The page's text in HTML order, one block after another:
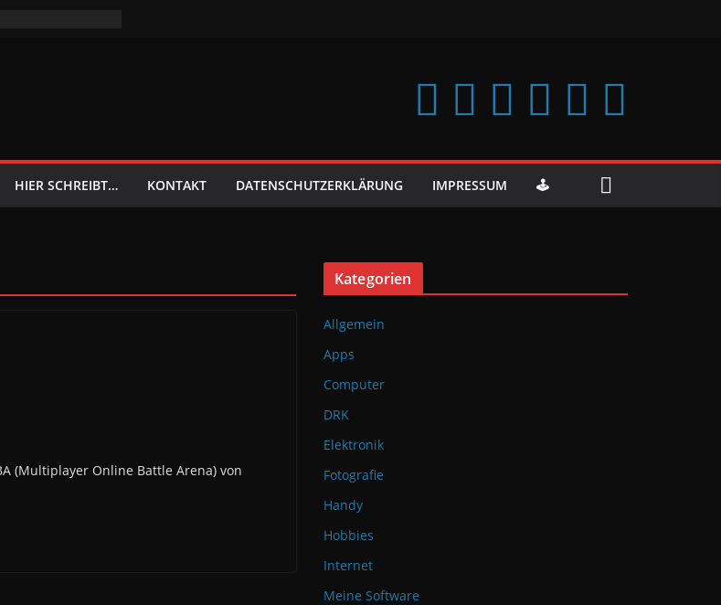
HIER SCHREIBT… KONTAKT DATENSCHUTZERKLÄRUNG IMPRESSUM 🕹️
(Multiplayer Online Battle Arena) von
Kategorien
Allgemein
Apps
Computer
DRK
Elektronik
Fotografie
Handy
Hobbies
Internet
Meine Software